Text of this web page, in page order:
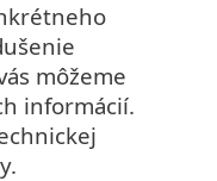
môžeme
informácií.